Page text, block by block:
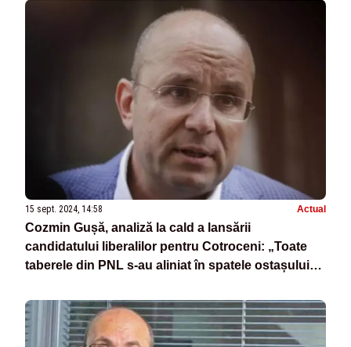
15 sept. 2024, 14:58 Actual
Cozmin Gușă, analiză la cald a lansării
candidatului liberalilor pentru Cotroceni: „Toate
taberele din PNL s-au aliniat în spatele ostașului